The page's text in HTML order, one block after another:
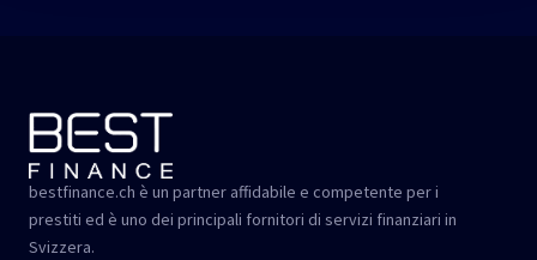
bestfinance.ch è un partner affidabile e competente per i
prestiti ed è uno dei principali fornitori di servizi finanziari in
Svizzera.